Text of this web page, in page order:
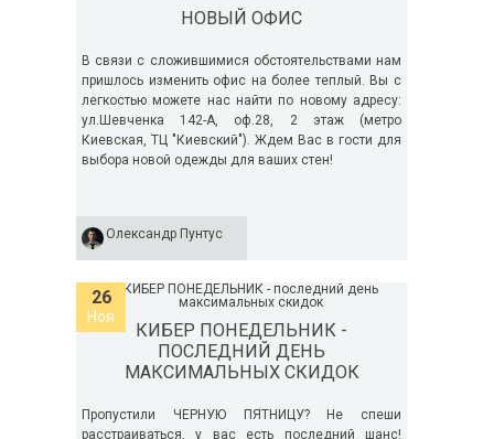
НОВЫЙ ОФИС
В связи с сложившимися обстоятельствами нам
пришлось изменить офис на более теплый. Вы с
легкостью можете нас найти по новому адресу:
ул.Шевченка 142-А, оф.28, 2 этаж (метро
Киевская, ТЦ "Киевский"). Ждем Вас в гости для
выбора новой одежды для ваших стен!
Олександр Пунтус
26
Ноя
КИБЕР ПОНЕДЕЛЬНИК -
ПОСЛЕДНИЙ ДЕНЬ
МАКСИМАЛЬНЫХ СКИДОК
Пропустили ЧЕРНУЮ ПЯТНИЦУ? Не спеши
расстраиваться, у вас есть последний шанс!